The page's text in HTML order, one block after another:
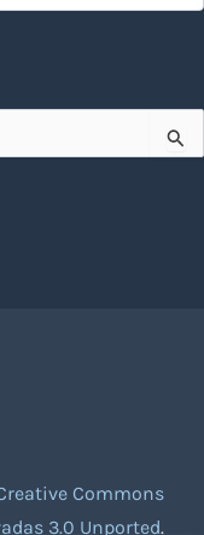
Commons
3.0 Unported.